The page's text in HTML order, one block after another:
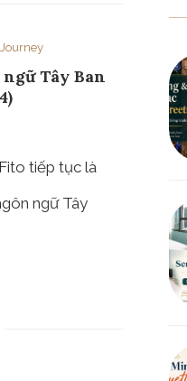
Tây Ban
tiếp tục là
ngữ Tây